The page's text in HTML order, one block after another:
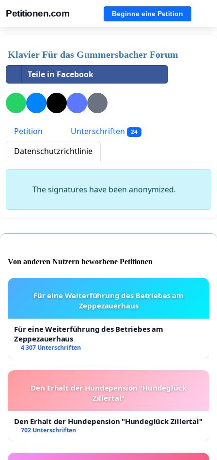
Petitionen.com Beginne eine Petition
Klavier Für das Gummersbacher Forum
Teile in Facebook
Petition Unterschriften 24
Datenschutzrichtlinie
The signatures have been anonymized.
Von anderen Nutzern beworbene Petitionen
Für eine Weiterführung des Betriebes am
Zeppezauerhaus
Für eine Weiterführung des Betriebes am
Zeppezauerhaus
4 307 Unterschriften
Den Erhalt der Hundepension "Hundeglück
Zillertal"
Den Erhalt der Hundepension "Hundeglück Zillertal"
702 Unterschriften